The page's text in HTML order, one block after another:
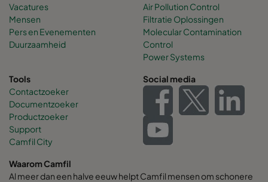
Vacatures
Mensen
Pers en Evenementen
Duurzaamheid
Air Pollution Control
Filtratie Oplossingen
Molecular Contamination
Control
Power Systems
Tools
Contactzoeker
Documentzoeker
Productzoeker
Support
Camfil City
Social media
Waarom Camfil
Al meer dan een halve eeuw helpt Camfil mensen om schonere